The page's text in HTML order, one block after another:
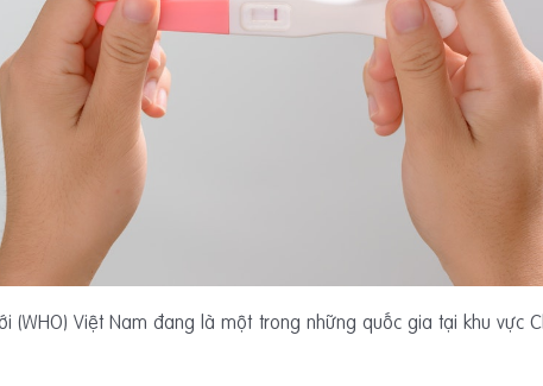
(WHO) Việt Nam đang là một trong những quốc gia tại khu vực